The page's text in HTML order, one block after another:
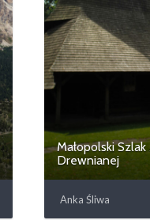
Małopolski
Drewnianej
Anka Śliwa